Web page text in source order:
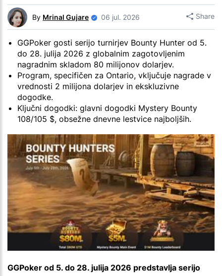
By Mrinal Gujare 06 jul. 2026 Share
GGPoker gosti serijo turnirjev Bounty Hunter od 5.
do 28. julija 2026 z globalnim zagotovljenim
nagradnim skladom 80 milijonov dolarjev.
Program, specifičen za Ontario, vključuje nagrade v
vrednosti 2 milijona dolarjev in ekskluzivne
dogodke.
Ključni dogodki: glavni dogodki Mystery Bounty
108/105 $, obsežne dnevne lestvice najboljših.
GGPoker od 5. do 28. julija 2026 predstavlja serijo